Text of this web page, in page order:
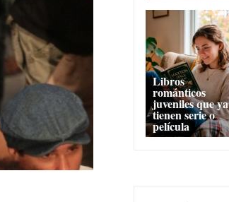
Libros
románticos
juveniles que ya
tienen serie o
película